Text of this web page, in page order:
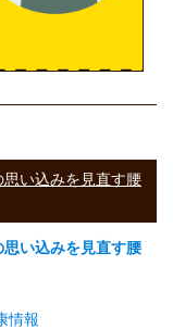
い込みを見直す腰
い込みを見直す腰
情報